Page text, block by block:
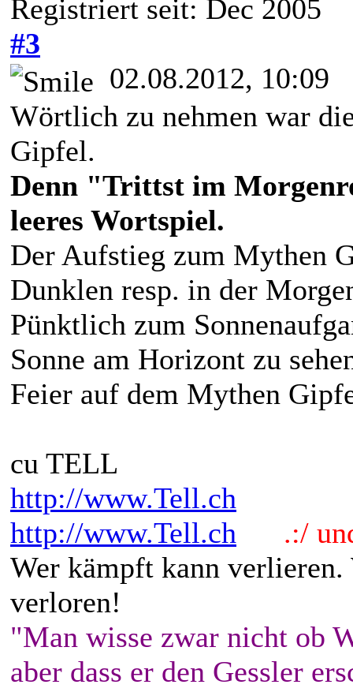
Registriert seit: Dec 2005
#3
02.08.2012, 10:09
Wörtlich zu nehmen war
Gipfel.
Denn "Trittst im
leeres Wortspiel.
Der Aufstieg zum Mythen
Dunklen resp. in der
Pünktlich zum
Sonne am Horizont zu
Feier auf dem Mythen
cu TELL
http://www.Tell.ch
http://www.Tell.ch
.:/
Wer kämpft kann
verloren!
"Man wisse zwar nicht ob
aber dass er den Gessler